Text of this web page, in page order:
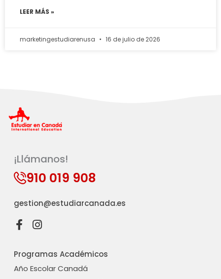
LEER MÁS »
marketingestudiarenusa 16 de julio de 2026
Programas Académicos
Año Escolar Canadá
¡Llámanos!
910 019 908
gestion@estudiarcanada.es
F
a
e
b
I
t
a